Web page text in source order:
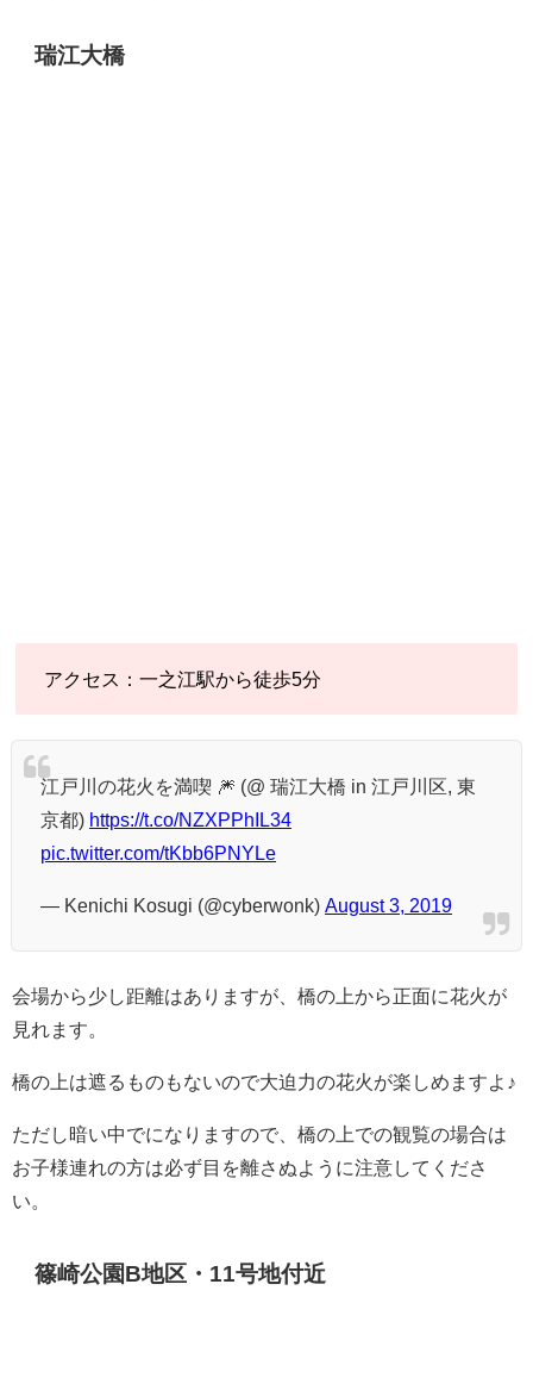
瑞江大橋
アクセス：一之江駅から徒歩5分
江戸川の花火を満喫 🎆 (@ 瑞江大橋 in 江戸川区, 東
京都) https://t.co/NZXPPhIL34
pic.twitter.com/tKbb6PNYLe
— Kenichi Kosugi (@cyberwonk) August 3, 2019
会場から少し距離はありますが、橋の上から正面に花火が
見れます。
橋の上は遮るものもないので大迫力の花火が楽しめますよ♪
ただし暗い中でになりますので、橋の上での観覧の場合は
お子様連れの方は必ず目を離さぬように注意してくださ
い。
篠崎公園B地区・11号地付近